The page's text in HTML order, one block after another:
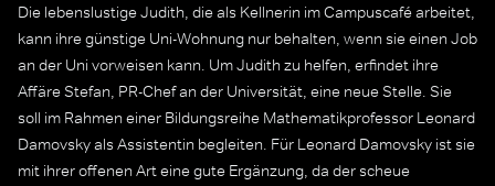
Die lebenslustige Judith, die als Kellnerin im Campuscafé arbeitet,
kann ihre günstige Uni-Wohnung nur behalten, wenn sie einen Job
an der Uni vorweisen kann. Um Judith zu helfen, erfindet ihre
Affäre Stefan, PR-Chef an der Universität, eine neue Stelle. Sie
soll im Rahmen einer Bildungsreihe Mathematikprofessor Leonard
Damovsky als Assistentin begleiten. Für Leonard Damovsky ist sie
mit ihrer offenen Art eine gute Ergänzung, da der scheue